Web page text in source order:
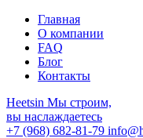
Главная
О компании
FAQ
Блог
Контакты
Heetsin Мы строим,
вы наслаждаетесь
+7 (968) 682-81-79